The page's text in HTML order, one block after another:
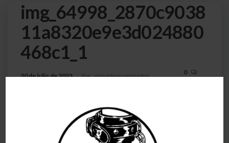
img_64998_2870c9038
11a8320e9e3d024880
468c1_1
30 de julio de 2023 Por atreveteajugarjuntos 0